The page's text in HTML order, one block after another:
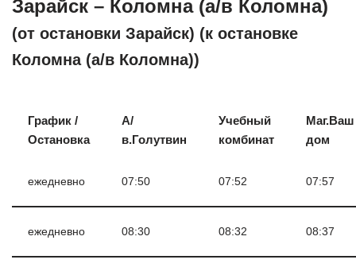
Зарайск – Коломна (а/в Коломна)
(от остановки Зарайск) (к остановке
Коломна (а/в Коломна))
График /
Остановка
А/
в.Голутвин
Учебный
комбинат
Маг.Ваш
дом
ежедневно 07:50 07:52 07:57
ежедневно 08:30 08:32 08:37